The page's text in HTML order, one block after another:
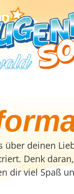
über deinen
Denk
dir viel Spaß